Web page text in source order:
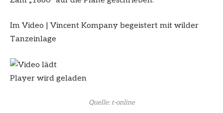
Im Video
Vincent Kompany begeistert mit wilder
Tanzeinlage
Player wird geladen
Quelle: t-online